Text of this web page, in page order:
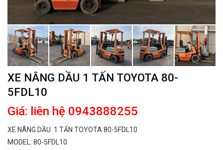
XE NÂNG DẦU 1 TẤN TOYOTA 80-
5FDL10
Giá: liên hệ 0943888255
XE NÂNG DẦU 1 TẤN TOYOTA 80-5FDL10
MODEL: 80-5FDL10